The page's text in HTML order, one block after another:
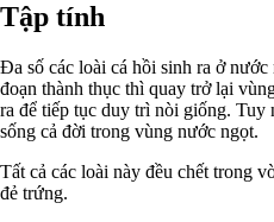
Tập tính
Đa số các loài cá hồi sinh ra ở
đoạn thành thục thì quay trở lại
ra để tiếp tục duy trì nòi giống. Tuy
sống cả đời trong vùng nước ngọt.
Tất cả các loài này đều chết trong
đẻ trứng.